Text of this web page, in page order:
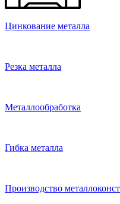
Цинкование металла
Резка металла
Металлообработка
Гибка металла
Производство